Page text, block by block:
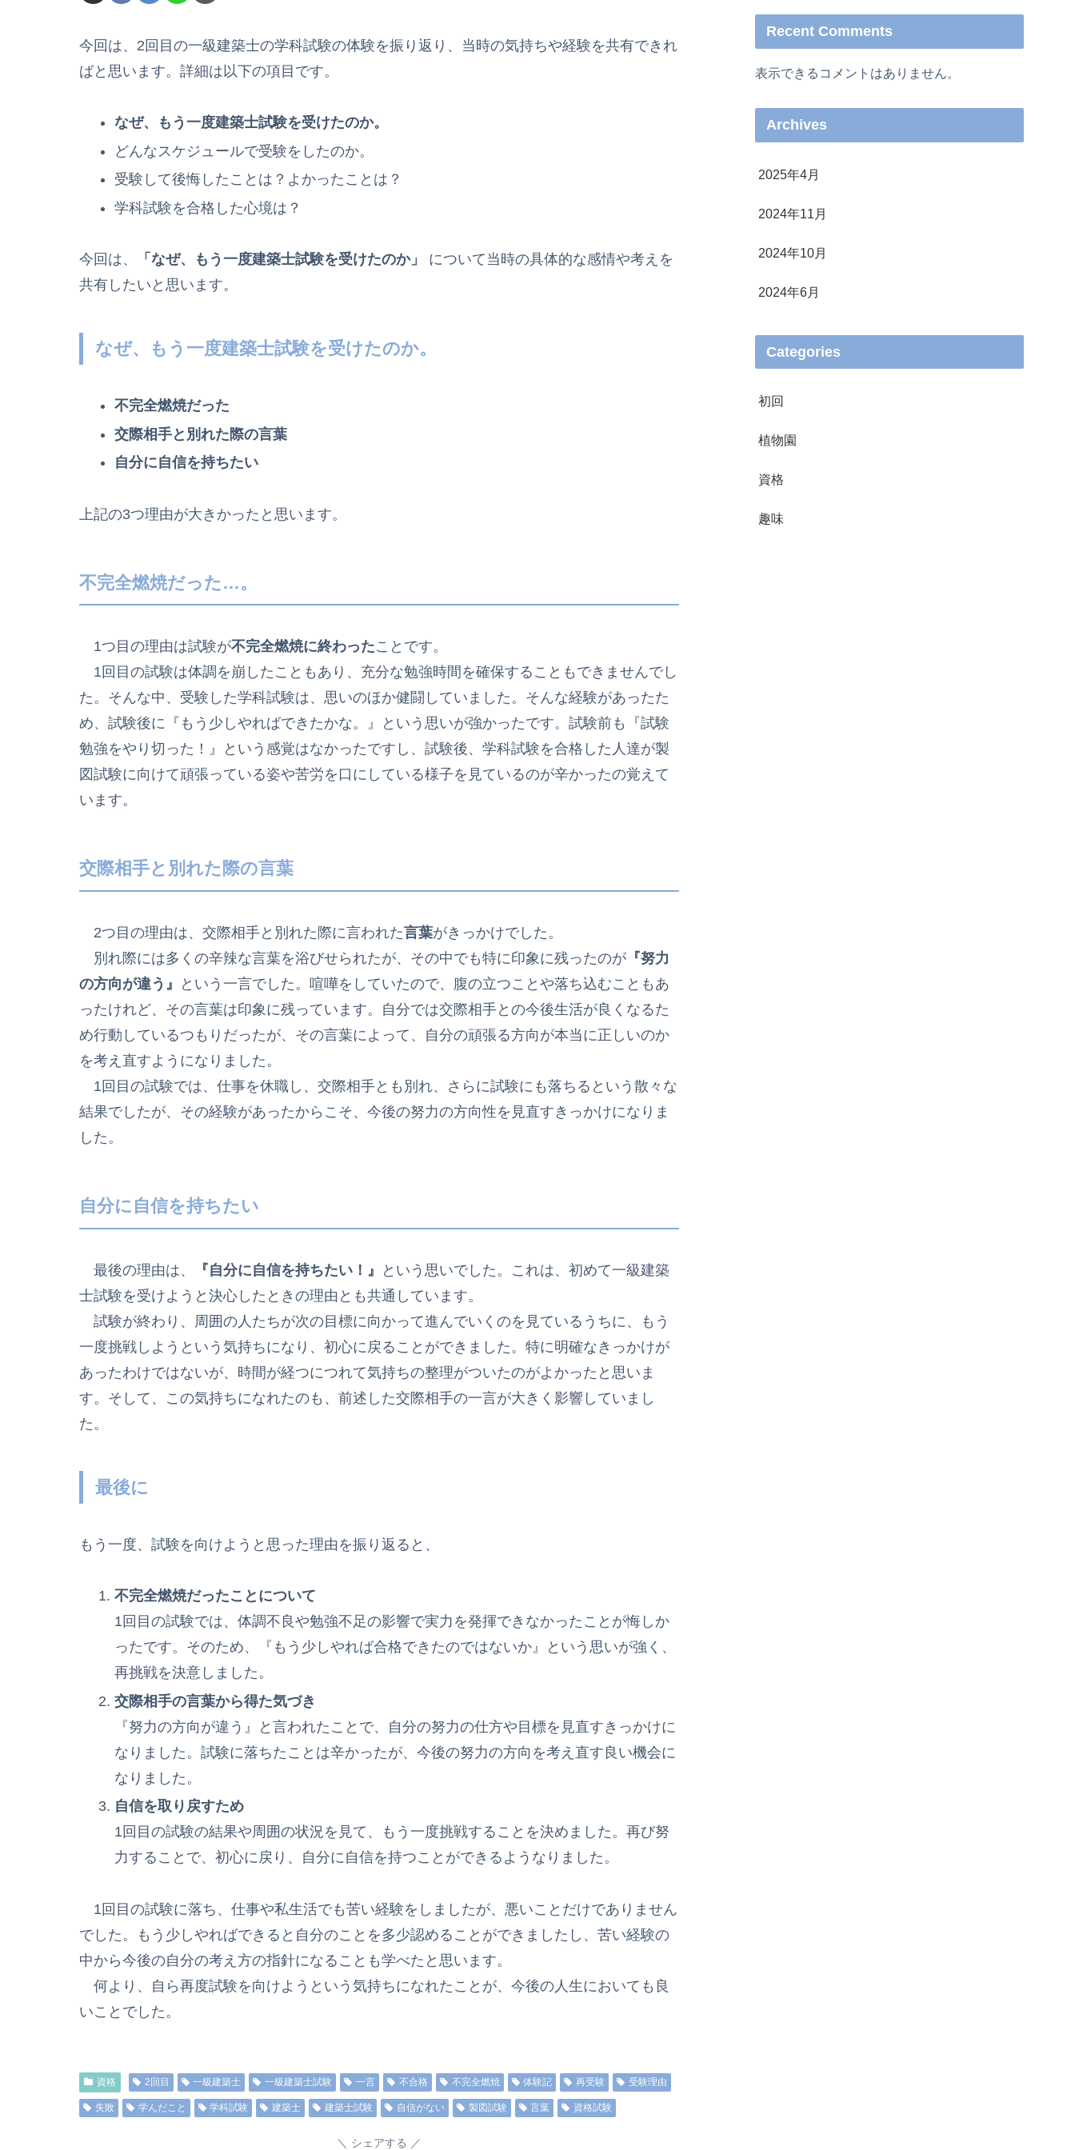
今回は、2回目の一級建築士の学科試験の体験を振り返り、当時の気持ちや経験を共有できれ
ばと思います。詳細は以下の項目です。
なぜ、もう一度建築士試験を受けたのか。
どんなスケジュールで受験をしたのか。
受験して後悔したことは？よかったことは？
学科試験を合格した心境は？
今回は、 「なぜ、もう一度建築士試験を受けたのか」
について当時の具体的な感情や考えを
共有したいと思います。
なぜ、もう一度建築士試験を受けたのか。
不完全燃焼だった
交際相手と別れた際の言葉
自分に自信を持ちたい
上記の3つ理由が大きかったと思います。
不完全燃焼だった…。
1つ目の理由は試験が不完全燃焼に終わったことです。
1回目の試験は体調を崩したこともあり、充分な勉強時間を確保することもできませんでし
た。そんな中、受験した学科試験は、思いのほか健闘していました。そんな経験があったた
め、試験後に『もう少しやればできたかな。』という思いが強かったです。試験前も『試験
勉強をやり切った！』という感覚はなかったですし、試験後、学科試験を合格した人達が製
図試験に向けて頑張っている姿や苦労を口にしている様子を見ているのが辛かったの覚えて
います。
交際相手と別れた際の言葉
2つ目の理由は、交際相手と別れた際に言われた言葉がきっかけでした。
別れ際には多くの辛辣な言葉を浴びせられたが、その中でも特に印象に残ったのが 『努力
の方向が違う』
という一言でした。喧嘩をしていたので、腹の立つことや落ち込むこともあ
ったけれど、その言葉は印象に残っています。自分では交際相手との今後生活が良くなるた
め行動しているつもりだったが、その言葉によって、自分の頑張る方向が本当に正しいのか
を考え直すようになりました。
1回目の試験では、仕事を休職し、交際相手とも別れ、さらに試験にも落ちるという散々な
結果でしたが、その経験があったからこそ、今後の努力の方向性を見直すきっかけになりま
した。
自分に自信を持ちたい
最後の理由は、 『自分に自信を持ちたい！』
という思いでした。これは、初めて一級建築
士試験を受けようと決心したときの理由とも共通しています。
試験が終わり、周囲の人たちが次の目標に向かって進んでいくのを見ているうちに、もう
一度挑戦しようという気持ちになり、初心に戻ることができました。特に明確なきっかけが
あったわけではないが、時間が経つにつれて気持ちの整理がついたのがよかったと思いま
す。そして、この気持ちになれたのも、前述した交際相手の一言が大きく影響していまし
た。
最後に
もう一度、試験を向けようと思った理由を振り返ると、
不完全燃焼だったことについて
1回目の試験では、体調不良や勉強不足の影響で実力を発揮できなかったことが悔しか
ったです。そのため、『もう少しやれば合格できたのではないか』という思いが強く、
再挑戦を決意しました。
交際相手の言葉から得た気づき
『努力の方向が違う』と言われたことで、自分の努力の仕方や目標を見直すきっかけに
なりました。試験に落ちたことは辛かったが、今後の努力の方向を考え直す良い機会に
なりました。
自信を取り戻すため
1回目の試験の結果や周囲の状況を見て、もう一度挑戦することを決めました。再び努
力することで、初心に戻り、自分に自信を持つことができるようなりました。
1回目の試験に落ち、仕事や私生活でも苦い経験をしましたが、悪いことだけでありません
でした。もう少しやればできると自分のことを多少認めることができましたし、苦い経験の
中から今後の自分の考え方の指針になることも学べたと思います。
何より、自ら再度試験を向けようという気持ちになれたことが、今後の人生においても良
いことでした。
資格 2回目 一級建築士 一級建築士試験 一言 不合格 不完全燃焼 体験記 再受験 受験理由
失敗 学んだこと 学科試験 建築士 建築士試験 自信がない 製図試験 言葉 資格試験
シェアする
Recent Comments
表示できるコメントはありません。
Archives
2025年4月
2024年11月
2024年10月
2024年6月
Categories
初回
植物園
資格
趣味